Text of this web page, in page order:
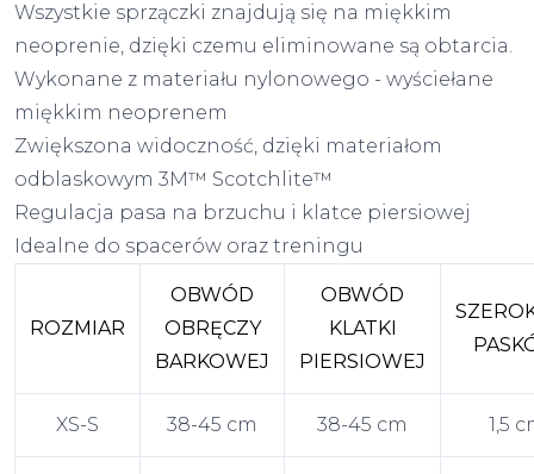
Wszystkie sprzączki znajdują się na miękkim
neoprenie, dzięki czemu eliminowane są obtarcia.
Wykonane z materiału nylonowego - wyściełane
miękkim neoprenem
Zwiększona widoczność, dzięki materiałom
odblaskowym 3M™ Scotchlite™
Regulacja pasa na brzuchu i klatce piersiowej
Idealne do spacerów oraz treningu
ROZMIAR
OBWÓD
OBRĘCZY
BARKOWEJ
OBWÓD
KLATKI
PIERSIOWEJ
XS-S 38-45 cm 38-45 cm 1,5